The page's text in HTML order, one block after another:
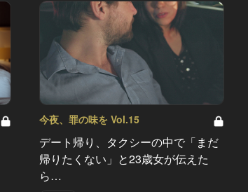
今夜、罪の味を Vol.15
デート帰り、タクシーの中で「まだ
帰りたくない」と23歳女が伝えた
ら…